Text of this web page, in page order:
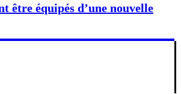
être équipés d’une nouvelle